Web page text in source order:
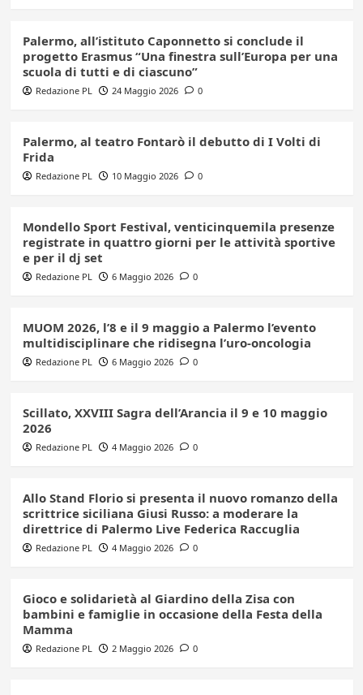
Palermo, all’istituto Caponnetto si conclude il
progetto Erasmus “Una finestra sull’Europa per una
scuola di tutti e di ciascuno”
Redazione PL 24 Maggio 2026 0
Palermo, al teatro Fontarò il debutto di I Volti di
Frida
Redazione PL 10 Maggio 2026 0
Mondello Sport Festival, venticinquemila presenze
registrate in quattro giorni per le attività sportive
e per il dj set
Redazione PL 6 Maggio 2026 0
MUOM 2026, l’8 e il 9 maggio a Palermo l’evento
multidisciplinare che ridisegna l’uro-oncologia
Redazione PL 6 Maggio 2026 0
Scillato, XXVIII Sagra dell’Arancia il 9 e 10 maggio
2026
Redazione PL 4 Maggio 2026 0
Allo Stand Florio si presenta il nuovo romanzo della
scrittrice siciliana Giusi Russo: a moderare la
direttrice di Palermo Live Federica Raccuglia
Redazione PL 4 Maggio 2026 0
Gioco e solidarietà al Giardino della Zisa con
bambini e famiglie in occasione della Festa della
Mamma
Redazione PL 2 Maggio 2026 0